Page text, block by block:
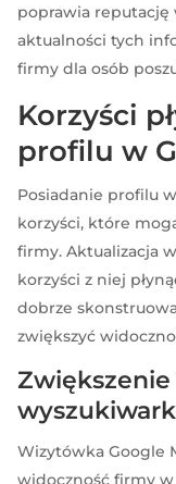
poprawia reputację
aktualności tych
firmy dla osób
Korzyści
profilu w
Posiadanie profilu
korzyści, które
firmy. Aktualizacja
korzyści z niej
dobrze
zwiększyć
Wizytówka Google
widoczność firmy